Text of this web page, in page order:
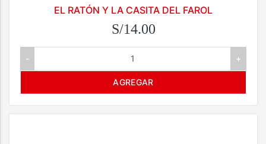
EL RATÓN Y LA CASITA DEL FAROL
S/14.00
- +
AGREGAR